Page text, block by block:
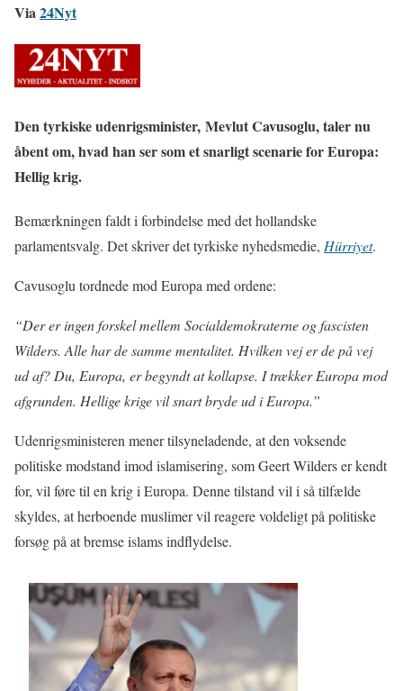
Via 24Nyt
Den tyrkiske udenrigsminister, Mevlut Cavusoglu, taler nu
åbent om, hvad han ser som et snarligt scenarie for Europa:
Hellig krig.
Bemærkningen faldt i forbindelse med det hollandske
parlamentsvalg. Det skriver det tyrkiske nyhedsmedie, Hürriyet.
Cavusoglu tordnede mod Europa med ordene:
“Der er ingen forskel mellem Socialdemokraterne og fascisten
Wilders. Alle har de samme mentalitet. Hvilken vej er de på vej
ud af? Du, Europa, er begyndt at kollapse. I trækker Europa mod
afgrunden. Hellige krige vil snart bryde ud i Europa.”
Udenrigsministeren mener tilsyneladende, at den voksende
politiske modstand imod islamisering, som Geert Wilders er kendt
for, vil føre til en krig i Europa. Denne tilstand vil i så tilfælde
skyldes, at herboende muslimer vil reagere voldeligt på politiske
forsøg på at bremse islams indflydelse.